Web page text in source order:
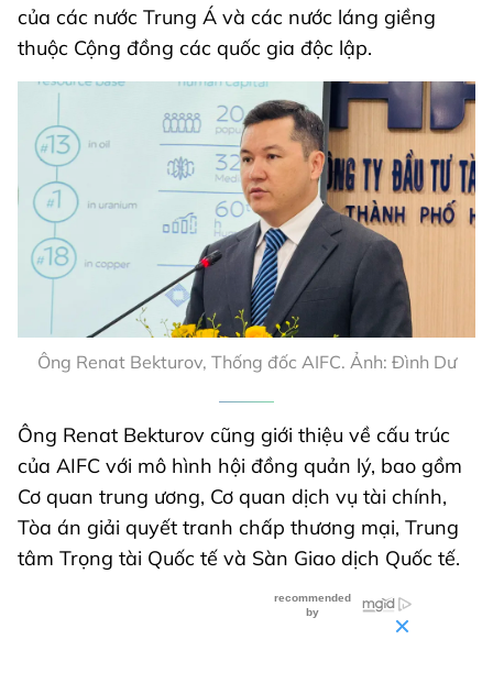
của các nước Trung Á và các nước láng giềng
thuộc Cộng đồng các quốc gia độc lập.
Ông Renat Bekturov, Thống đốc AIFC. Ảnh: Đình Dư
Ông Renat Bekturov cũng giới thiệu về cấu trúc
của AIFC với mô hình hội đồng quản lý, bao gồm
Cơ quan trung ương, Cơ quan dịch vụ tài chính,
Tòa án giải quyết tranh chấp thương mại, Trung
tâm Trọng tài Quốc tế và Sàn Giao dịch Quốc tế.